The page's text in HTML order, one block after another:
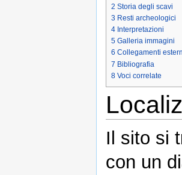
2 Storia degli scavi
3 Resti archeologici
4 Interpretazioni
5 Galleria immagini
6 Collegamenti
7 Bibliografia
8 Voci correlate
Il sito si
con un